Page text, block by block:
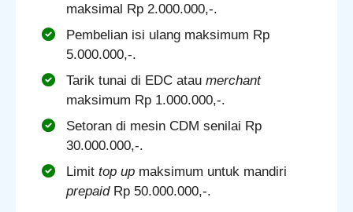
maksimal Rp 2.000.000,-.
Pembelian isi ulang maksimum Rp
5.000.000,-.
Tarik tunai di EDC atau merchant
maksimum Rp 1.000.000,-.
Setoran di mesin CDM senilai Rp
30.000.000,-.
Limit top up maksimum untuk mandiri
prepaidRp 50.000.000,-.